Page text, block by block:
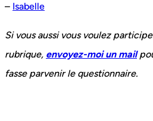
– Isabelle
Si vous aussi vous voulez
rubrique, envoyez-moi un mail
fasse parvenir le questionnaire.